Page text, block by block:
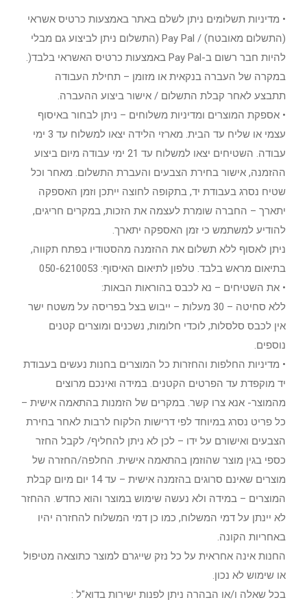
• מדיניות תשלומים ניתן לשלם באתר באמצעות כרטיס אשראי
(התשלום מאובטח) / Pay Pal (התשלום ניתן לביצוע גם מבלי
להיות חבר רשום ב-Pay Pal באמצעות כרטיס האשראי בלבד(.
במקרה של העברה בנקאית או מזומן – תחילת העבודה
תתבצע לאחר קבלת התשלום / אישור ביצוע ההעברה.
• אספקת המוצרים ומדיניות משלוחים – ניתן לבחור באיסוף
עצמי או שליח עד הבית. מארזי הלידה יצאו למשלוח עד 3 ימי
עבודה. השטיחים יצאו למשלוח עד 21 ימי עבודה מיום ביצוע
ההזמנה, אישור בחירת הצבעים והעברת התשלום. מאחר וכל
שטיח נסרג בעבודת יד, בתקופה לחוצה ייתכן וזמן האספקה
יתארך – החברה שומרת לעצמה את הזכות, במקרים חריגים,
להודיע למשתמש כי זמן האספקה יתארך.
ניתן לאסוף ללא תשלום את ההזמנה מהסטודיו בפתח תקווה,
בתיאום מראש בלבד. טלפון לתיאום האיסוף: 050-6210053
• את השטיחים – נא לכבס בהוראות הבאות:
ללא סחיטה – 30 מעלות – ייבוש בצל בפריסה על משטח ישר
אין לכבס סלסלות, לוכדי חלומות, נשכנים ומוצרים קטנים
נוספים.
• מדיניות החלפות והחזרות כל המוצרים בחנות נעשים בעבודת
יד מוקפדת עד הפרטים הקטנים. במידה ואינכם מרוצים
מהמוצר- אנא צרו קשר. במקרים של הזמנות בהתאמה אישית –
כל פריט נסרג במיוחד לפי דרישות הלקוח לרבות לאחר בחירת
הצבעים ואישורם על ידו – לכן לא ניתן להחליף/ לקבל החזר
כספי בגין מוצר שהוזמן בהתאמה אישית. החלפה/החזרה של
מוצרים שאינם סרוגים בהזמנה אישית – עד 14 יום מיום קבלת
המוצרים – במידה ולא נעשה שימוש במוצר והוא כחדש. ההחזר
לא יינתן על דמי המשלוח, כמו כן דמי המשלוח להחזרה יהיו
באחריות הקונה.
החנות אינה אחראית על כל נזק שייגרם למוצר כתוצאה מטיפול
או שימוש לא נכון.
בכל שאלה ו/או הבהרה ניתן לפנות ישירות בדוא"ל :